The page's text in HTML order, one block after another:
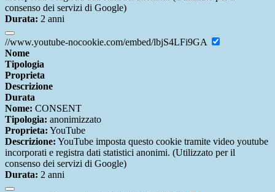
consenso dei servizi di Google)
Durata: 2 anni
//www.youtube-nocookie.com/embed/lbjS4LFi9GA
Nome
Tipologia
Proprieta
Descrizione
Durata
Nome: CONSENT
Tipologia: anonimizzato
Proprieta: YouTube
Descrizione: YouTube imposta questo cookie tramite video youtube
incorporati e registra dati statistici anonimi. (Utilizzato per il
consenso dei servizi di Google)
Durata: 2 anni